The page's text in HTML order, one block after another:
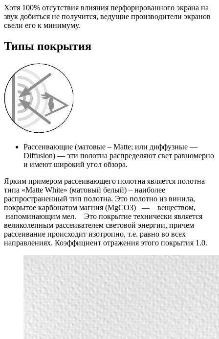
Хотя 100% отсутствия влияния перфорированного экрана на
звук добиться не получится, ведущие производители экранов
свели его к минимуму.
Типы покрытия
Рассеивающие (матовые – Matte; или диффузные —
Diffusion) — эти полотна распределяют свет равномерно
и имеют широкий угол обзора.
Ярким примером рассеивающего полотна является полотна
типа «Matte White» (матовый белый) – наиболее
распространенный тип полотна. Это полотно из винила,
покрытое карбонатом магния (MgCO3) — веществом,
напоминающим мел. Это покрытие технически является
великолепным рассеивателем световой энергии, причем
рассеивание происходит изотропно, т.е. равно во всех
направлениях. Коэффициент отражения этого покрытия 1.0.